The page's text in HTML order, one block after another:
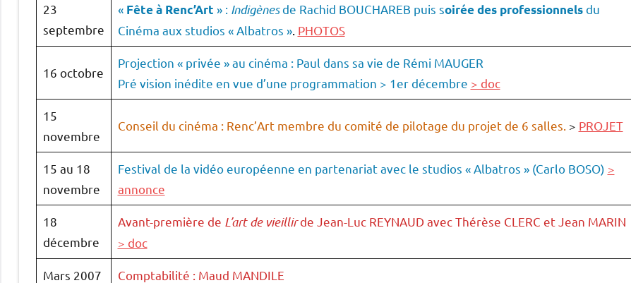
23
septembre
« Fête à Renc’Art » : Indigènesde Rachid BOUCHAREB puis soirée des professionnelsdu
Cinéma aux studios « Albatros ». PHOTOS
16 octobre
Projection « privée » au cinéma : Paul dans sa vie de Rémi MAUGER
Pré vision inédite en vue d’une programmation > 1er décembre > doc
15
novembre
Conseil du cinéma : Renc’Art membre du comité de pilotage du projet de 6 salles. > PROJET
15 au 18
novembre
Festival de la vidéo européenne en partenariat avec le studios « Albatros » (Carlo BOSO) >
annonce
18
décembre
Avant-première de L’art de vieillirde Jean-Luc REYNAUD avec Thérèse CLERC et Jean MARIN
> doc
Mars 2007 Comptabilité : Maud MANDILE